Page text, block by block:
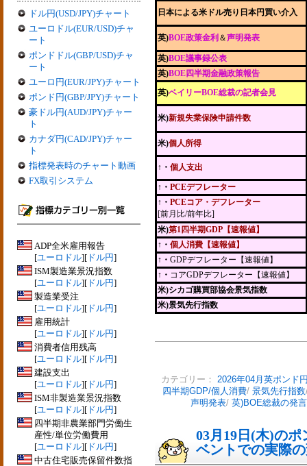
ドル円(USD/JPY)チャート
ユーロドル(EUR/USD)チャ
ート
ポンドドル(GBP/USD)チャ
ート
ユーロ円(EUR/JPY)チャート
ポンド円(GBP/JPY)チャート
豪ドル円(AUD/JPY)チャー
ト
カナダ円(CAD/JPY)チャー
ト
指標発表時のチャート動画
FX取引システム
ADP全米雇用報告
[ユーロドル][ ドル円]
ISM製造業景況指数
[ユーロドル][ ドル円]
製造業受注
[ユーロドル][ ドル円]
雇用統計
[ユーロドル][ ドル円]
消費者信用残高
[ユーロドル][ ドル円]
建設支出
[ユーロドル][ ドル円]
ISM非製造業景況指数
[ユーロドル][ ドル円]
四半期非農業部門労働生
産性/単位労働費用
[ユーロドル][ ドル円]
中古住宅販売保留件数指
日本による米ドル売り日本円買い介入
英)BOE政策金利 ＆声明発表
英)BOE議事録公表
英)BOE四半期金融政策報告
英)ベイリーBOE総裁の記者会見
米)新規失業保険申請件数
米)個人所得
↑・ 個人支出
↑・ PCEデフレーター
↑・ PCEコア・デフレーター
[前月比/前年比]
米)第1四半期GDP【速報値】
↑・ 個人消費【速報値】
↑・ GDPデフレーター【速報値】
↑・ コアGDPデフレーター【速報値】
米)シカゴ購買部協会景気指数
米)景気先行指数
カテゴリー： 2026年04月英ポンド
四半期GDP/個人消費/ 景気先行指数
声明発表/ 英)BOE総裁の発言
03月19日(木)の
ベントでの実際